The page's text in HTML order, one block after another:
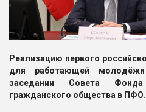
Реализацию первого
для работающей
заседании Совета
гражданского общества в ПФО.